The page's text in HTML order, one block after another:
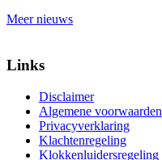
Meer nieuws
Links
Disclaimer
Algemene voorwaarden
Privacyverklaring
Klachtenregeling
Klokkenluidersregeling